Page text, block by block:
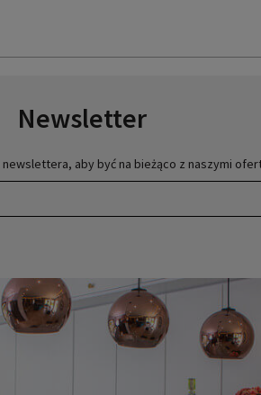
Newsletter
aby być na bieżąco z naszymi